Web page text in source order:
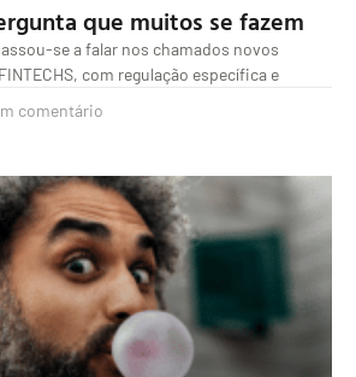
que muitos se fazem
se a falar nos chamados novos
com regulação específica e
comentário